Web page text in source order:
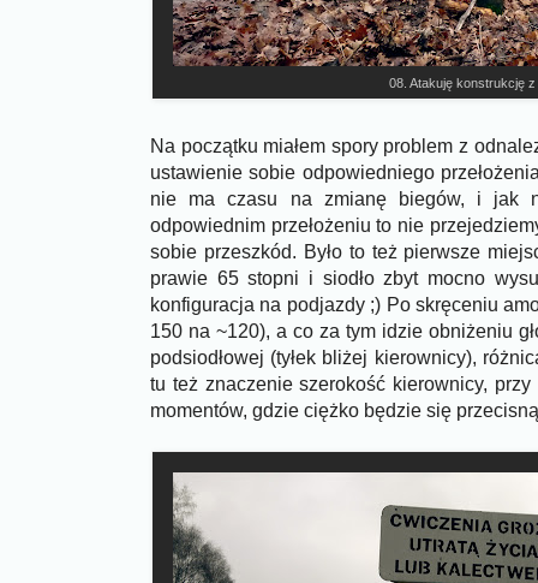
08. Atakuję konstrukcję z
Na początku miałem spory problem z
ustawienie sobie odpowiedniego
nie ma czasu na zmianę biegów, i jak
odpowiednim przełożeniu to nie
sobie przeszkód. Było to też pierwsze
prawie 65 stopni i siodło zbyt mocno
konfiguracja na podjazdy ;) Po skręceniu
150 na ~120), a co za tym idzie obniżeniu
podsiodłowej (tyłek bliżej kierownicy),
tu też znaczenie szerokość kierownicy,
momentów, gdzie ciężko będzie się